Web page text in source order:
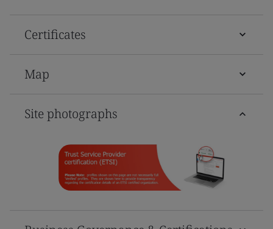
Certificates
Map
Site photographs